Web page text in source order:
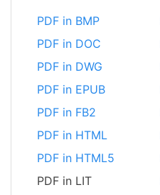
PDF in BMP
PDF in DOC
PDF in DWG
PDF in EPUB
PDF in FB2
PDF in HTML
PDF in HTML5
PDF in LIT